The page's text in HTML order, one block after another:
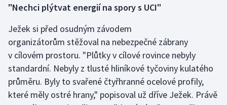
"Nechci plýtvat energií na spory s UCI"
Ježek si před osudným závodem
organizátorům stěžoval na nebezpečné zábrany
v cílovém prostoru. "Plůtky v cílové rovince nebyly
standardní. Nebyly z tlusté hliníkové tyčoviny kulatého
průměru. Byly to svařené čtyřhranné ocelové profily,
které měly ostré hrany," popisoval už dříve Ježek. Právě